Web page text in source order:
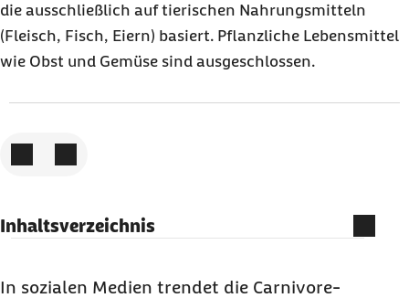
die ausschließlich auf tierischen Nahrungsmitteln
(Fleisch, Fisch, Eiern) basiert. Pflanzliche Lebensmittel
wie Obst und Gemüse sind ausgeschlossen.
Inhaltsverzeichnis
Hilft die Carnivore-Diät beim Abnehmen?
In sozialen Medien trendet die Carnivore-